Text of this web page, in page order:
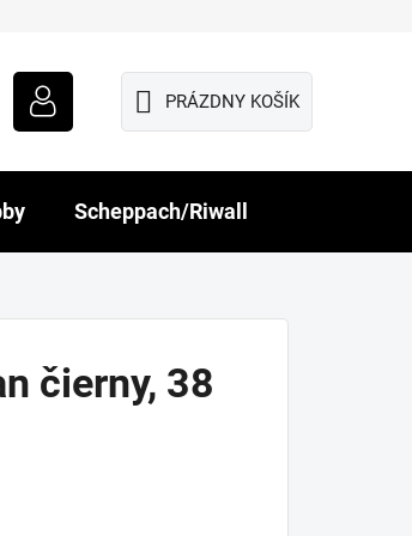
NÁKUPNÝ
PRÁZDNY KOŠÍK
Scheppach/Riwall
čierny, 38